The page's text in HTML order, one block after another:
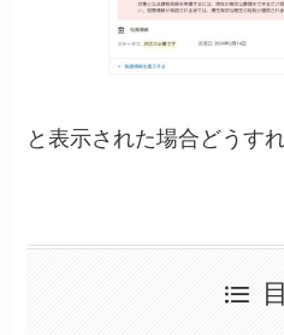
と表示された場合どうす